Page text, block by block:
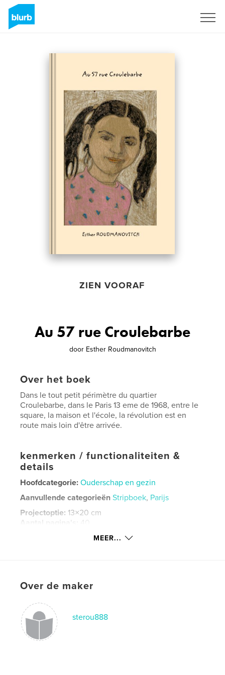
ZIEN VOORAF
Au 57 rue Croulebarbe
door Esther Roudmanovitch
Over het boek
Dans le tout petit périmètre du quartier
Croulebarbe, dans le Paris 13 eme de 1968, entre le
square, la maison et l'école, la révolution est en
route mais loin d'être arrivée.
kenmerken / functionaliteiten &
details
Hoofdcategorie: Ouderschap en gezin
Aanvullende categorieën Stripboek, Parijs
Projectoptie: 13×20 cm
Aantal pagina's:
40
dec 03, 2020
mai 68 , paris
MEER...
Over de maker
sterou888